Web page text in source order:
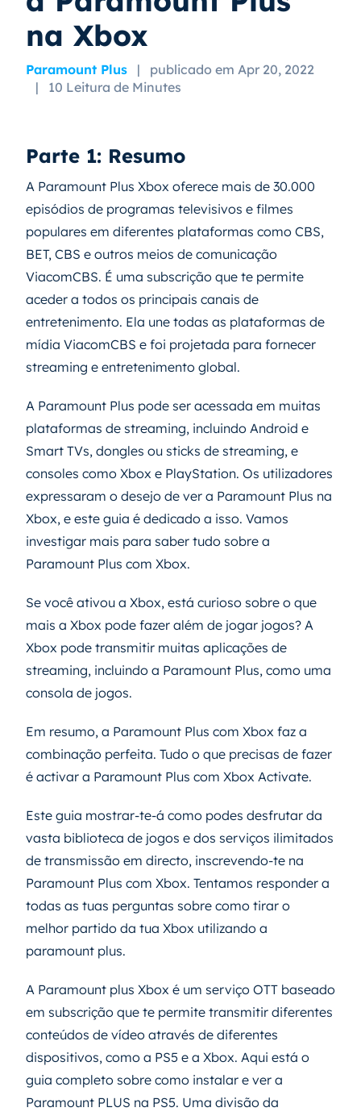
na Xbox
Paramount Plus |
publicado em Apr 20, 2022
|
10 Leitura de Minutes
Parte 1: Resumo
A Paramount Plus Xbox oferece mais de 30.000
episódios de programas televisivos e filmes
populares em diferentes plataformas como CBS,
BET, CBS e outros meios de comunicação
ViacomCBS. É uma subscrição que te permite
aceder a todos os principais canais de
entretenimento. Ela une todas as plataformas de
mídia ViacomCBS e foi projetada para fornecer
streaming e entretenimento global.
A Paramount Plus pode ser acessada em muitas
plataformas de streaming, incluindo Android e
Smart TVs, dongles ou sticks de streaming, e
consoles como Xbox e PlayStation. Os utilizadores
expressaram o desejo de ver a Paramount Plus na
Xbox, e este guia é dedicado a isso. Vamos
investigar mais para saber tudo sobre a
Paramount Plus com Xbox.
Se você ativou a Xbox, está curioso sobre o que
mais a Xbox pode fazer além de jogar jogos? A
Xbox pode transmitir muitas aplicações de
streaming, incluindo a Paramount Plus, como uma
consola de jogos.
Em resumo, a Paramount Plus com Xbox faz a
combinação perfeita. Tudo o que precisas de fazer
é activar a Paramount Plus com Xbox Activate.
Este guia mostrar-te-á como podes desfrutar da
vasta biblioteca de jogos e dos serviços ilimitados
de transmissão em directo, inscrevendo-te na
Paramount Plus com Xbox. Tentamos responder a
todas as tuas perguntas sobre como tirar o
melhor partido da tua Xbox utilizando a
paramount plus.
A Paramount plus Xbox é um serviço OTT baseado
em subscrição que te permite transmitir diferentes
conteúdos de vídeo através de diferentes
dispositivos, como a PS5 e a Xbox. Aqui está o
guia completo sobre como instalar e ver a
Paramount PLUS na PS5. Uma divisão da